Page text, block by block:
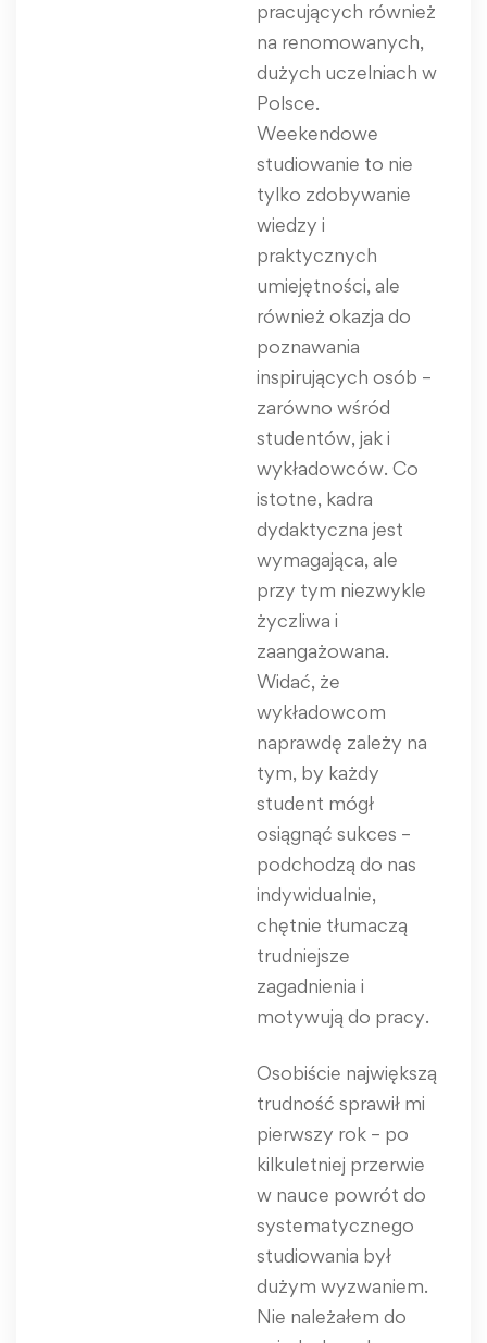
pracujących również
na renomowanych,
dużych uczelniach w
Polsce.
Weekendowe
studiowanie to nie
tylko zdobywanie
wiedzy i
praktycznych
umiejętności, ale
również okazja do
poznawania
inspirujących osób –
zarówno wśród
studentów, jak i
wykładowców. Co
istotne, kadra
dydaktyczna jest
wymagająca, ale
przy tym niezwykle
życzliwa i
zaangażowana.
Widać, że
wykładowcom
naprawdę zależy na
tym, by każdy
student mógł
osiągnąć sukces –
podchodzą do nas
indywidualnie,
chętnie tłumaczą
trudniejsze
zagadnienia i
motywują do pracy.
Osobiście największą
trudność sprawił mi
pierwszy rok – po
kilkuletniej przerwie
w nauce powrót do
systematycznego
studiowania był
dużym wyzwaniem.
Nie należałem do